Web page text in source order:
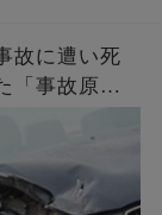
故に遭い死
「事故原